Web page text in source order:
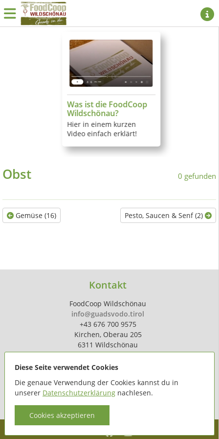
Was ist die FoodCoop
Wildschönau?
Hier in einem kurzen
Video einfach erklärt!
Obst 0 gefunden
Gemüse (16) Pesto, Saucen & Senf (2)
Kontakt
FoodCoop Wildschönau
info@guadsvodo.tirol
+43 676 700 9575
Kirchen, Oberau 205
6311 Wildschönau
powered byhoferdigital.at
Diese Seite verwendet Cookies
Die genaue Verwendung der Cookies kannst du in
unserer Datenschutzerklärungnachlesen.
Cookies akzeptieren